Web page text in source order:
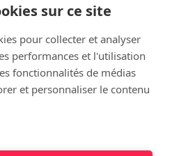
sur ce site
pour collecter et analyser
performances et l'utilisation
fonctionnalités de médias
et personnaliser le contenu